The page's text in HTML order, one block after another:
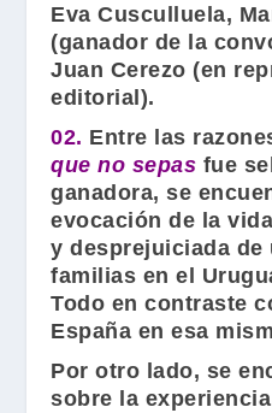
Eva Cusculluela,
(ganador de la
Juan Cerezo (en
editorial).
02. Entre las
que no sepas fue
ganadora, se
evocación de la
y desprejuiciada de
familias en el
Todo en contraste
España en esa
Por otro lado, se
sobre la